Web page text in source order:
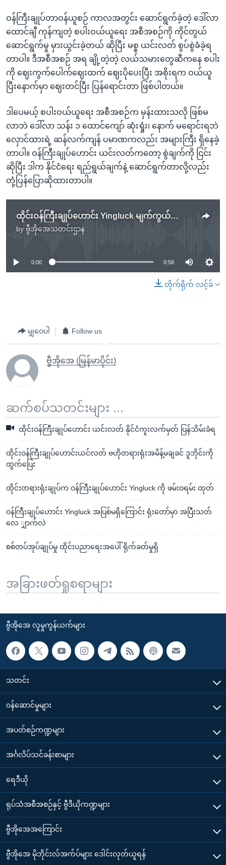
ဝန်ကြီးချုပ်တာဝန်ယူစဉ် ကာလအတွင်း ဆောင်ရွက်ခဲ့တဲ့ ဒေါ်လာ
ထောင်ချီ ကုန်ကျတဲ့ စပါးဝယ်ယူရေး အစီအစဉ်ကို ကိုင်တွယ်
ဆောင်ရွက်မှု မှားယွင်းခဲ့တယ် ဆိုပြီး မစ္စ ယင်းလတ် စွပ်စွဲခံခဲ့ရ
တာပါ။ ဒီအစီအစဉ် အရ ချို့တဲ့တဲ့ လယ်သမားတွေဆီကနေ စပါး
ကို ဈေးကွက်ပေါက်ဈေးထက် ဈေးပိုပေးပြီး အစိုးရက ဝယ်ယူ
ပြီးနောက်မှာ ဈေးတင်ပြီး ပြန်ရောင်းတာ ဖြစ်ပါတယ်။
ဒါပေမယ့် စပါးဝယ်ယူရေး အစီအစဉ်က မှန်းထားသလို ဖြစ်မ
လာဘဲ ဒေါ်လာ သန်း ၁ ထောင်ကျော် ဆုံးရှုံး၊ နောက် မရောင်းရဘဲ
လှောင်ထားရဲ့ ဆန်လက်ကျန် ပမာဏကလည်း အများကြီး ရှိနေခဲ့
တာပါ။ ဝန်ကြီးချုပ်ဟောင်း ယင်းလတ်ကတော့ စွဲချက်ကို ငြင်း
ဆိုပြီး ဒါက နိုင်ငံရေး ရည်ရွယ်ချက်နဲ့ ဆောင်ရွက်တာလို့လည်း
တုံ့ပြန်ပြောဆိုထားတာပါ။
ထိုင်းဝန်ကြီးချုပ်ဟောင်း Yingluck မျက်ကွယ်ထောင်ဒဏ် ၅နှစ် ချမှတ်ခံရ
by ဗွီအိုအေသတင်းဌာန
No media source currently available
0:00 0:58
တိုက်ရိုက် လင့်ခ်
မျှဝေပါ Follow us
ဗွီအိုအေ (မြန်မာပိုင်း)
ဆက်စပ်သတင်းများ ...
ထိုင်းဝန်ကြီးချုပ်ဟောင်း ယင်းလတ် နိုင်ငံကူးလက်မှတ် ပြန်သိမ်းခံရ
ထိုင်းဝန်ကြီးချုပ်ဟောင်းယင်လတ် ဗဟိုတရားရုံးအမိန့်မချခင် ဒူဘိုင်းကို
ထွက်ပြေး
ထိုင်းတရားရုံးချုပ်က ဝန်ကြီးချုပ်ဟောင်း Yingluck ကို ဖမ်းဝရမ်း ထုတ်
၀န်ကြီးချုပ်ဟောင်း Yingluck အပြစ်မရှိကြောင်း ရုံးတော်မှာ အပြီးသတ်
လေ ျှာက်လဲ
စစ်တပ်အုပ်ချုပ်မှု ထိုင်းပညာရေးအပေါ် ရိုက်ခတ်မှုရှိ
အခြားဖတ်ရှုစရာများ
ဗွီအိုအေ လူမှုကွန်ယက်များ
သတင်း
၀န်ဆောင်မှုများ
အပတ်စဉ်ကဏ္ဍများ
အင်္ဂလိပ်သင်ခန်းစာများ
ရေဒီယို
ရုပ်သံအစီအစဉ်နှင့် ဗွီဒီယိုကဏ္ဍများ
ဗွီအိုအေအကြောင်း
ဗွီအိုအေ မိုဘိုင်းလ်အက်ပ်များ ဒေါင်းလုတ်ယူရန်